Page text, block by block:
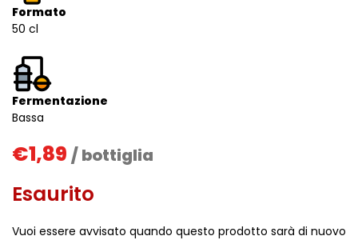
Formato
50 cl
Fermentazione
Bassa
€1,89 / bottiglia
Esaurito
Vuoi essere avvisato quando questo prodotto sarà di nuovo